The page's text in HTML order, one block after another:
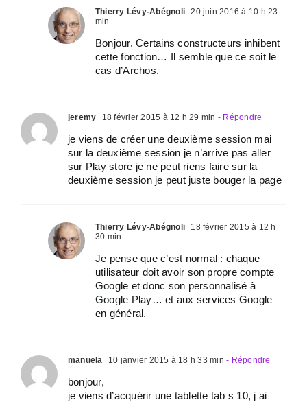
Thierry Lévy-Abégnoli 20 juin 2016 à 10 h 23
min
Bonjour. Certains constructeurs inhibent
cette fonction… Il semble que ce soit le
cas d’Archos.
jeremy 18 février 2015 à 12 h 29 min - Répondre
je viens de créer une deuxième session mai
sur la deuxième session je n’arrive pas aller
sur Play store je ne peut riens faire sur la
deuxième session je peut juste bouger la page
Thierry Lévy-Abégnoli
18 février 2015 à 12 h
30 min
Je pense que c’est normal : chaque
utilisateur doit avoir son propre compte
Google et donc son personnalisé à
Google Play… et aux services Google
en général.
manuela 10 janvier 2015 à 18 h 33 min - Répondre
bonjour,
je viens d’acquérir une tablette tab s 10, j ai